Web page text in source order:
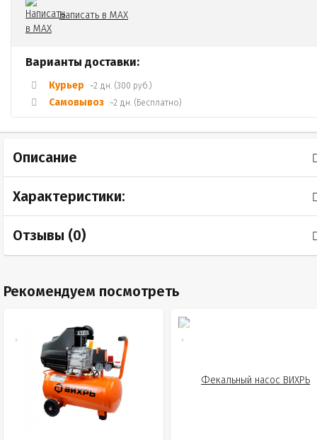
Написать в MAX
Варианты доставки:
Курьер ~2 дн. (300 руб.)
Самовывоз ~2 дн. (Бесплатно)
Описание
Характеристики:
Отзывы (0)
Рекомендуем посмотреть